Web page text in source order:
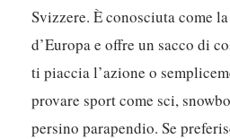
Svizzere. È conosciuta come
d’Europa e offre un sacco di
ti piaccia l’azione o
provare sport come sci,
persino parapendio. Se